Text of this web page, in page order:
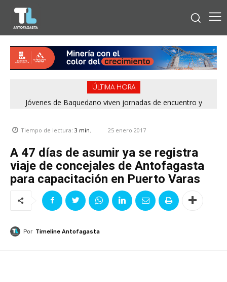
ÚLTIMA HORA
Jóvenes de Baquedano viven jornadas de encuentro y
Tiempo de lectura: 3 min. 25 enero 2017
A 47 días de asumir ya se registra
viaje de concejales de Antofagasta
para capacitación en Puerto Varas
Por Timeline Antofagasta